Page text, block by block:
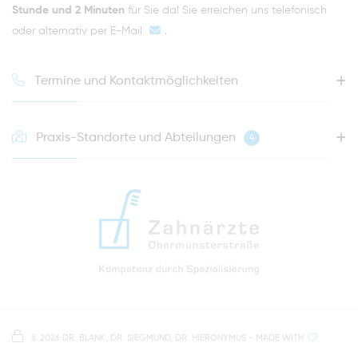
Stunde und 2 Minuten für Sie da! Sie erreichen uns telefonisch
oder alternativ per E-Mail .
Termine und Kontaktmöglichkeiten
info@zahnaerzte-in-regensburg.de
Praxis-Standorte und Abteilungen 4
© 2026 DR. BLANK, DR. SIEGMUND, DR. HIERONYMUS - MADE WITH